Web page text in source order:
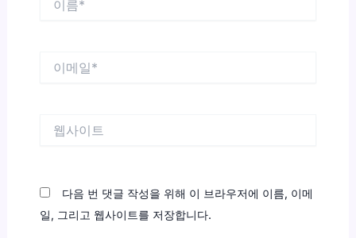
다음 번 댓글 작성을 위해 이 브라우저에 이름, 이메
일, 그리고 웹사이트를 저장합니다.